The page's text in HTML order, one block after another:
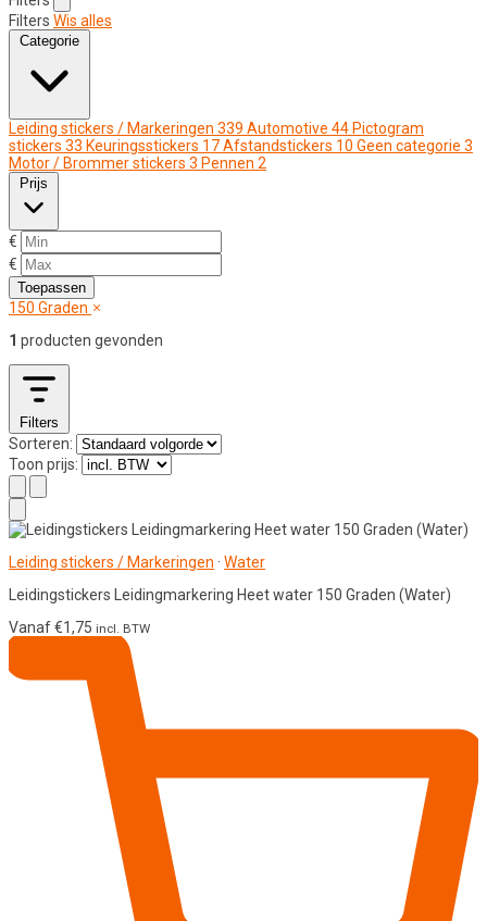
Filters Wis alles
Categorie
Leiding stickers / Markeringen 339 Automotive 44 Pictogram
stickers 33 Keuringsstickers 17Afstandstickers 10 Geen categorie 3
Motor / Brommer stickers 3 Pennen 2
Prijs
€
€
Toepassen
150 Graden
1 producten gevonden
Filters
Sorteren:
Toon prijs:
Leiding stickers / Markeringen · Water
Leidingstickers Leidingmarkering Heet water 150 Graden (Water)
Vanaf€1,75 incl. BTW